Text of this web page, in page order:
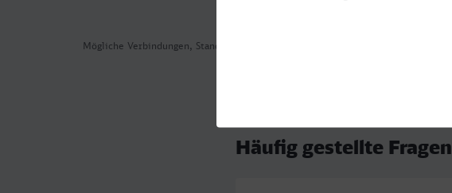
Mögliche Verbindungen, Stand: 2026-08-03 18:05
Häufig gestellte Fragen